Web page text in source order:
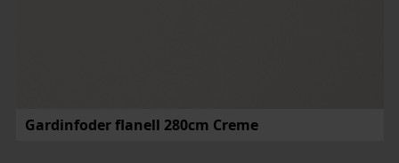
Gardinfoder flanell 280cm Creme